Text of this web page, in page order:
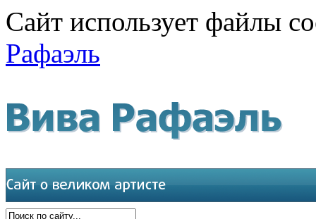
Сайт использует файлы
Рафаэль